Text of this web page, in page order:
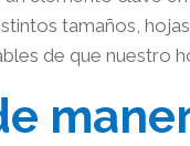
tamaños,
de que nuestro